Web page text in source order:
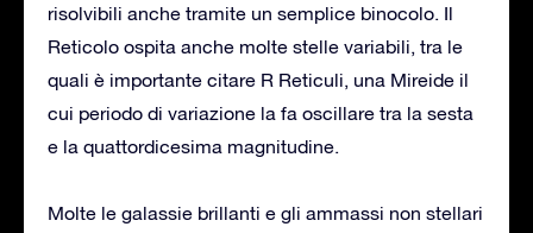
risolvibili anche tramite un semplice binocolo. Il
Reticolo ospita anche molte stelle variabili, tra le
quali è importante citare R Reticuli, una Mireide il
cui periodo di variazione la fa oscillare tra la sesta
e la quattordicesima magnitudine.
Molte le galassie brillanti e gli ammassi non stellari